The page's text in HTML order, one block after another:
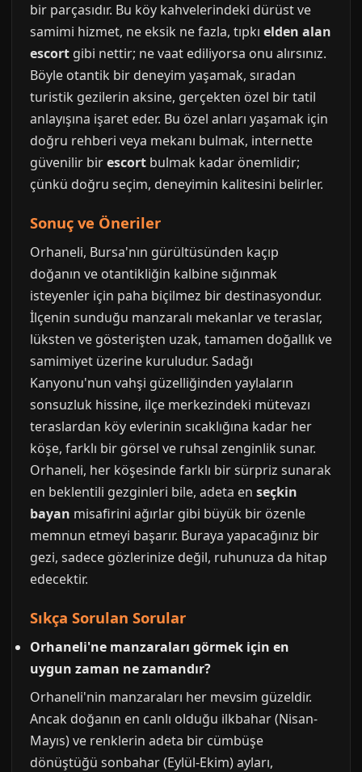
bir parçasıdır. Bu köy kahvelerindeki dürüst ve
samimi hizmet, ne eksik ne fazla, tıpkı elden alan
escort gibi nettir; ne vaat ediliyorsa onu alırsınız.
Böyle otantik bir deneyim yaşamak, sıradan
turistik gezilerin aksine, gerçekten özel bir tatil
anlayışına işaret eder. Bu özel anları yaşamak için
doğru rehberi veya mekanı bulmak, internette
güvenilir birescort bulmak kadar önemlidir;
çünkü doğru seçim, deneyimin kalitesini belirler.
Sonuç ve Öneriler
Orhaneli, Bursa'nın gürültüsünden kaçıp
doğanın ve otantikliğin kalbine sığınmak
isteyenler için paha biçilmez bir destinasyondur.
İlçenin sunduğu manzaralı mekanlar ve teraslar,
lüksten ve gösterişten uzak, tamamen doğallık ve
samimiyet üzerine kuruludur. Sadağı
Kanyonu'nun vahşi güzelliğinden yaylaların
sonsuzluk hissine, ilçe merkezindeki mütevazı
teraslardan köy evlerinin sıcaklığına kadar her
köşe, farklı bir görsel ve ruhsal zenginlik sunar.
Orhaneli, her köşesinde farklı bir sürpriz sunarak
en beklentili gezginleri bile, adeta en seçkin
bayan misafirini ağırlar gibi büyük bir özenle
memnun etmeyi başarır. Buraya yapacağınız bir
gezi, sadece gözlerinize değil, ruhunuza da hitap
edecektir.
Sıkça Sorulan Sorular
Orhaneli'ne manzaraları görmek için en
uygun zaman ne zamandır?
Orhaneli'nin manzaraları her mevsim güzeldir.
Ancak doğanın en canlı olduğu ilkbahar (Nisan-
Mayıs) ve renklerin adeta bir cümbüşe
dönüştüğü sonbahar (Eylül-Ekim) ayları,